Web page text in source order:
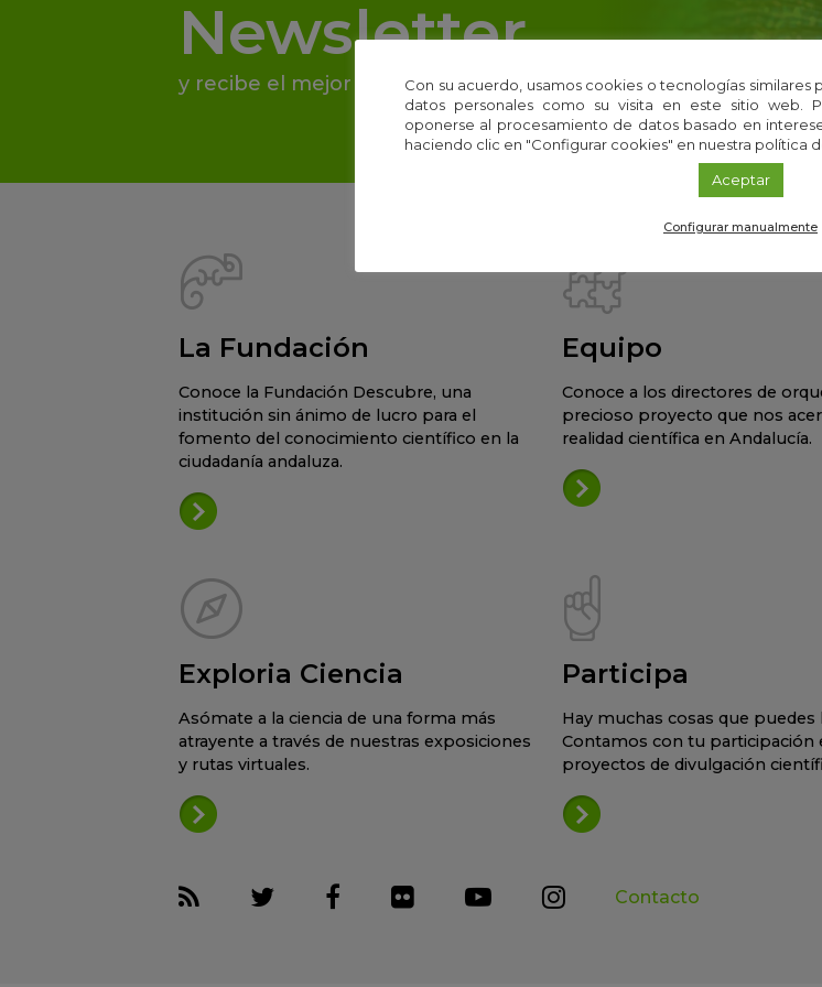
Newsletter
y recibe el mejor contenido de i+Descubre directo a tu email
La Fundación
Conoce la Fundación Descubre, una
institución sin ánimo de lucro para el
fomento del conocimiento científico en la
ciudadanía andaluza.
Equipo
Conoce a los directores de
precioso proyecto que nos
realidad científica en Andalucía.
Exploria Ciencia
Asómate a la ciencia de una forma más
atrayente a través de nuestras exposiciones
y rutas virtuales.
Participa
Hay muchas cosas que puedes
Contamos con tu participación
proyectos de divulgación
Contacto
Con su acuerdo, usamos cookies o tecnologías similares
datos personales como su visita en este sitio web.
oponerse al procesamiento de datos basado en
haciendo clic en "Configurar cookies" en nuestra política
Aceptar
Configurar manualmente